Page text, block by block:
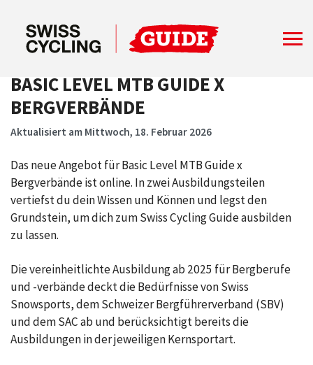
BASIC LEVEL MTB GUIDE X
BERGVERBÄNDE
Aktualisiert am Mittwoch, 18. Februar 2026
Das neue Angebot für Basic Level MTB Guide x
Bergverbände ist online. In zwei Ausbildungsteilen
vertiefst du dein Wissen und Können und legst den
Grundstein, um dich zum Swiss Cycling Guide ausbilden
zu lassen.
Die vereinheitlichte Ausbildung ab 2025 für Bergberufe
und -verbände deckt die Bedürfnisse von Swiss
Snowsports, dem Schweizer Bergführerverband (SBV)
und dem SAC ab und berücksichtigt bereits die
Ausbildungen in der jeweiligen Kernsportart.